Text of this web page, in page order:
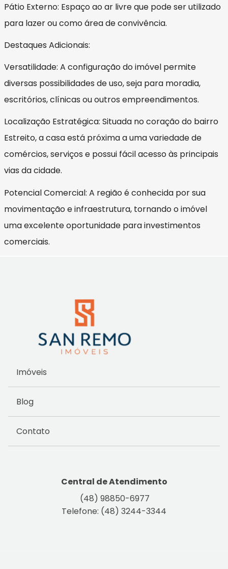
Pátio Externo: Espaço ao ar livre que pode ser utilizado
para lazer ou como área de convivência.
Destaques Adicionais:
Versatilidade: A configuração do imóvel permite
diversas possibilidades de uso, seja para moradia,
escritórios, clínicas ou outros empreendimentos.
Localização Estratégica: Situada no coração do bairro
Estreito, a casa está próxima a uma variedade de
comércios, serviços e possui fácil acesso às principais
vias da cidade.
Potencial Comercial: A região é conhecida por sua
movimentação e infraestrutura, tornando o imóvel
uma excelente oportunidade para investimentos
comerciais.
Imóveis
Blog
Contato
Central de Atendimento
(48) 98850-6977
Telefone: (48) 3244-3344